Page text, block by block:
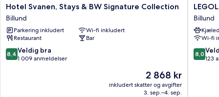
Hotel
Svanen,
Stays
&
BW
Signature
Collection
Hotel Svanen, Stays & BW Signature Collection
Billund
Parkering inkludert
Wi-fi inkludert
Restaurant
Bar
8.4
av
8,4 Veldig bra
1 009 anmeldelser
Prisen
er
2 868 kr
2 868 kr
inkludert skatter og avgifter
3. sep.–4. sep.
Wild
West
Cabins
Billund
Billund
Wi-fi
8.0
av
8,0
123